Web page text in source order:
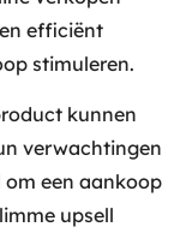
efficiënt
stimuleren.
kunnen
verwachtingen
om een aankoop
upsell